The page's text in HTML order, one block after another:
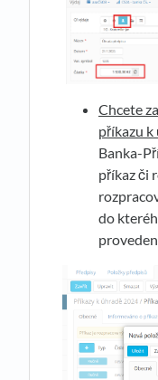
Chcete
příkazu k
Banka-
příkaz či
do